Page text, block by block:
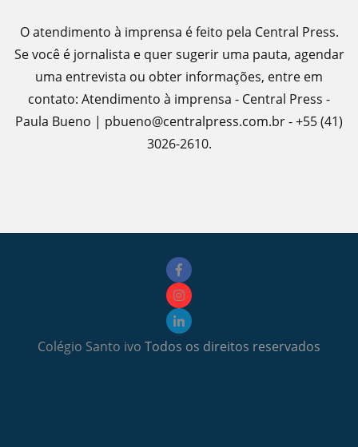
O atendimento à imprensa é feito pela Central Press.
Se você é jornalista e quer sugerir uma pauta, agendar
uma entrevista ou obter informações, entre em
contato: Atendimento à imprensa - Central Press -
Paula Bueno | pbueno@centralpress.com.br - +55 (41)
3026-2610.
Colégio Santo ivo Todos os direitos reservados